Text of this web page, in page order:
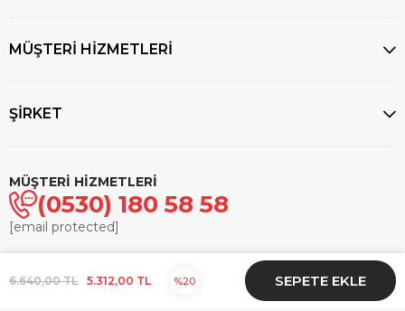
MÜŞTERİ HİZMETLERİ
ŞİRKET
MÜŞTERİ HİZMETLERİ
(0530) 180 58 58
[email protected]
- Tüm hakları saklıdır.
6.640,00 TL 5.312,00 TL 20